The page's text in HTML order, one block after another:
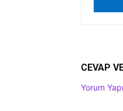
CEVAP
Yorum